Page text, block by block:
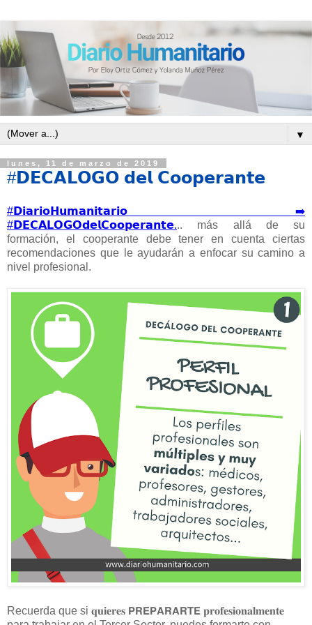
▼
lunes, 11 de marzo de 2019
#𝗗𝗘𝗖𝗔𝗟𝗢𝗚𝗢 𝗱𝗲𝗹 𝗖𝗼𝗼𝗽𝗲𝗿𝗮𝗻𝘁𝗲
#𝗗𝗶𝗮𝗿𝗶𝗼𝗛𝘂𝗺𝗮𝗻𝗶𝘁𝗮𝗿𝗶𝗼 ➡️
#𝗗𝗘𝗖𝗔𝗟𝗢𝗚𝗢𝗱𝗲𝗹𝗖𝗼𝗼𝗽𝗲𝗿𝗮𝗻𝘁𝗲... más allá de su
formación, el cooperante debe tener en cuenta ciertas
recomendaciones que le ayudarán a enfocar su camino a
nivel profesional.
Recuerda que si 𝐪𝐮𝐢𝐞𝐫𝐞𝐬 𝗣𝗥𝗘𝗣𝗔𝗥𝗔𝗥𝗧𝗘 𝐩𝐫𝐨𝐟𝐞𝐬𝐢𝐨𝐧𝐚𝐥𝐦𝐞𝐧𝐭𝐞